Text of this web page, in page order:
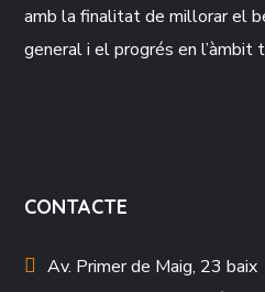
amb la finalitat de millorar el
general i el progrés en l’àmbit
CONTACTE
Av. Primer de Maig, 23 baix